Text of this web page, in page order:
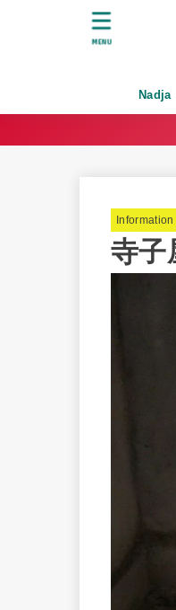
Nadja
MENU
Information
寺子